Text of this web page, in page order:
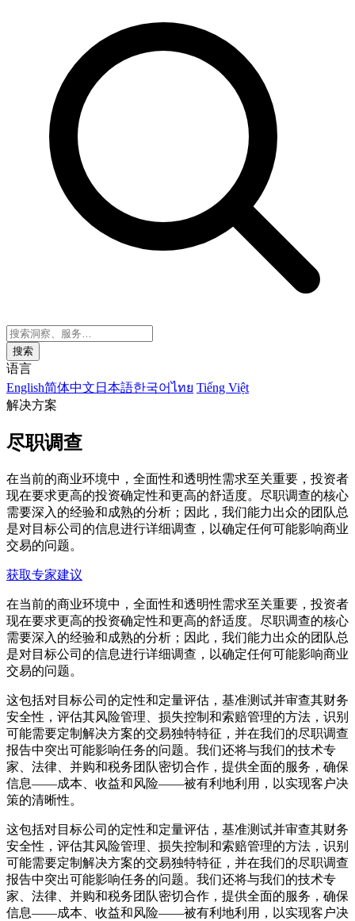
搜索
语言
English简体中文 日本語한국어ไทย Tiếng Việt
解决方案
尽职调查
在当前的商业环境中，全面性和透明性需求至关重要，投资者
现在要求更高的投资确定性和更高的舒适度。尽职调查的核心
需要深入的经验和成熟的分析；因此，我们能力出众的团队总
是对目标公司的信息进行详细调查，以确定任何可能影响商业
交易的问题。
获取专家建议
在当前的商业环境中，全面性和透明性需求至关重要，投资者
现在要求更高的投资确定性和更高的舒适度。尽职调查的核心
需要深入的经验和成熟的分析；因此，我们能力出众的团队总
是对目标公司的信息进行详细调查，以确定任何可能影响商业
交易的问题。
这包括对目标公司的定性和定量评估，基准测试并审查其财务
安全性，评估其风险管理、损失控制和索赔管理的方法，识别
可能需要定制解决方案的交易独特特征，并在我们的尽职调查
报告中突出可能影响任务的问题。我们还将与我们的技术专
家、法律、并购和税务团队密切合作，提供全面的服务，确保
信息——成本、收益和风险——被有利地利用，以实现客户决
策的清晰性。
这包括对目标公司的定性和定量评估，基准测试并审查其财务
安全性，评估其风险管理、损失控制和索赔管理的方法，识别
可能需要定制解决方案的交易独特特征，并在我们的尽职调查
报告中突出可能影响任务的问题。我们还将与我们的技术专
家、法律、并购和税务团队密切合作，提供全面的服务，确保
信息——成本、收益和风险——被有利地利用，以实现客户决